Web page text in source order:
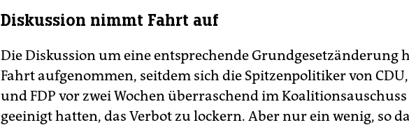
Diskussion nimmt Fahrt auf
Die Diskussion um eine entsprechende Grundgesetzänderung
Fahrt aufgenommen, seitdem sich die Spitzenpolitiker von CDU,
und FDP vor zwei Wochen überraschend im
geeinigt hatten, das Verbot zu lockern. Aber nur ein wenig, so